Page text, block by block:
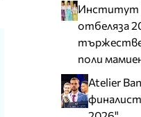
Институт
отбеляза
поли
Atelier